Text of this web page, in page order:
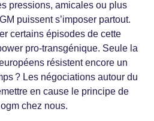
pressions, amicales ou plus
puissent s’imposer partout.
certains épisodes de cette
pro-transgénique. Seule la
résistent encore un
? Les négociations autour du
en cause le principe de
chez nous.